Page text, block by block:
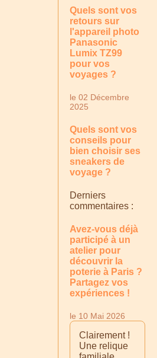
Quels sont vos
retours sur
l'appareil photo
Panasonic
Lumix TZ99
pour vos
voyages ?
le 02 Décembre
2025
Quels sont vos
conseils pour
bien choisir ses
sneakers de
voyage ?
Derniers
commentaires :
Avez-vous déjà
participé à un
atelier pour
découvrir la
poterie à Paris ?
Partagez vos
expériences !
le 10 Mai 2026
Clairement !
Une relique